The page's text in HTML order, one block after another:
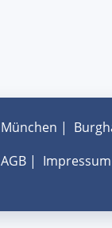
München |
AGB| Impressum